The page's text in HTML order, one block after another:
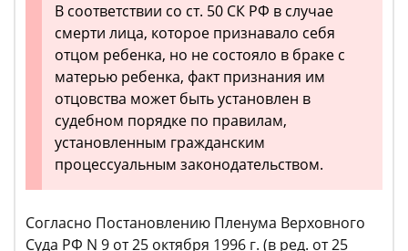
В соответствии со ст. 50 СК РФ в случае
смерти лица, которое признавало себя
отцом ребенка, но не состояло в браке с
матерью ребенка, факт признания им
отцовства может быть установлен в
судебном порядке по правилам,
установленным гражданским
процессуальным законодательством.
Согласно Постановлению Пленума Верховного
Суда РФ N 9 от 25 октября 1996 г. (в ред. от 25